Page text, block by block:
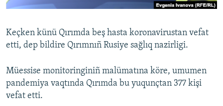
Українською
QOŞULIÑIZ!
RFE/RS bütün saytları
Keçken künü Qırımda beş hasta koronavirustan vefat
etti, dep bildire Qırımnıñ Rusiye sağlıq nazirligi.
Müessise monitoringiniñ malümatına köre, umumen
pandemiya vaqtında Qırımda bu yuqunçtan 377 kişi
vefat etti.